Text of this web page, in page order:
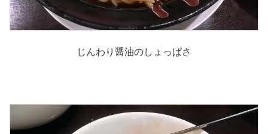
じんわり醤油のしょっぱさ